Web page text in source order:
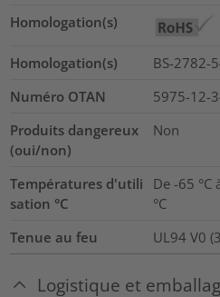
Homologation(s)
Homologation(s)
BS-2782-
Numéro OTAN
5975-12-
Produits dangereux
(oui/non)
Non
Températures d'utili
sation °C
De -65 °C
°C
Tenue au feu
UL94 V0
Logistique et